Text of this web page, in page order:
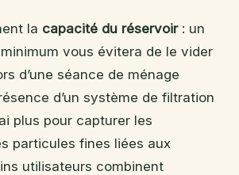
la capacité du réservoir: un
vous évitera de le vider
d’une séance de ménage
d’un système de filtration
plus pour capturer les
particules fines liées aux
utilisateurs combinent